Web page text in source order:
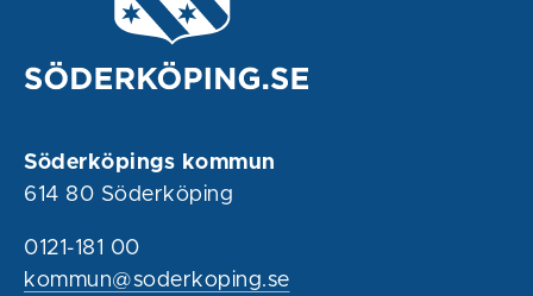
Söderköpings kommun
614 80 Söderköping
0121-181 00
kommun@soderkoping.se